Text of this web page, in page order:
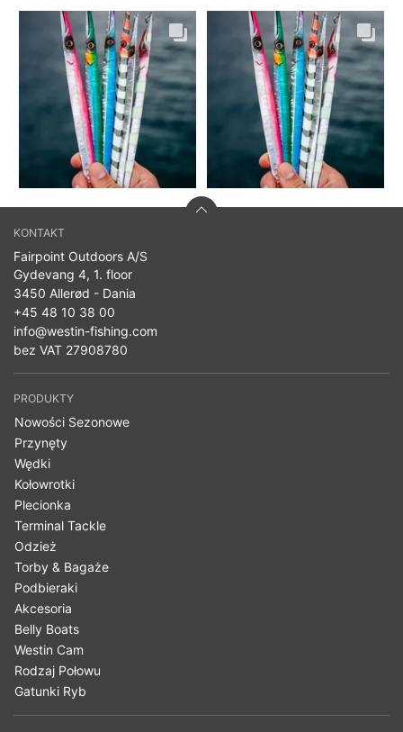
KONTAKT
Fairpoint Outdoors A/S
Gydevang 4, 1. floor
3450 Allerød - Dania
+45 48 10 38 00
info@westin-fishing.com
bez VAT 27908780
PRODUKTY
Nowości Sezonowe
Przynęty
Wędki
Kołowrotki
Plecionka
Terminal Tackle
Odzież
Torby & Bagaże
Podbieraki
Akcesoria
Belly Boats
Westin Cam
Rodzaj Połowu
Gatunki Ryb